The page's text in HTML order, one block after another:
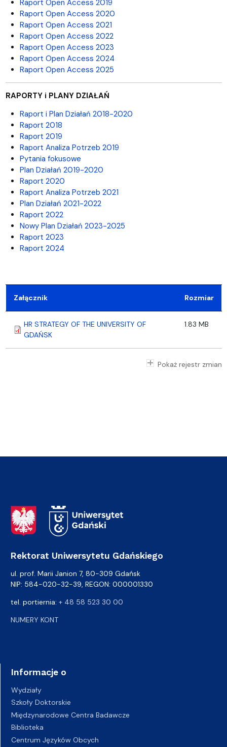
Raport Open Access 2019
Raport Open Access 2020
Raport Open Access 2021
Raport Open Access 2022
Raport Open Access 2023
Raport Open Access 2024
Raport Open Access 2025
RAPORTY i PLANY DZIAŁAŃ
Raport i Plan Działań 2018-2020
Raport 2018
Raport 2019
Raport Analiza Potrzeb 2019
Pytania fokusowe
Plan Działań 2019-2020
Raport 2020
Raport Analiza Potrzeb 2021
Plan Działań 2021-2022
Raport 2022
Nowy Plan Działań 2023-2025
Raport 2023
Raport 2024
Załącznik Rozmiar
HR STRATEGY OF THE UNIVERSITY OF
GDAŃSK
1.83 MB
Pokaż rejestr zmian
Adres Rektoratu
Rektorat Uniwersytetu Gdańskiego
ul. prof. Marii Janion 7, 80-309 Gdańsk
NIP: 584-020-32-39, REGON: 000001330
tel. portiernia: + 48 58 523 30 00
NUMERY KONT
Informacje o
Wydziały
Szkoły Doktorskie
Międzynarodowe Centra Badawcze
Biblioteka
Centrum Języków Obcych